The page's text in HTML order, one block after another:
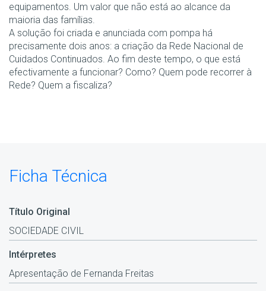
equipamentos. Um valor que não está ao alcance da
maioria das famílias.
A solução foi criada e anunciada com pompa há
precisamente dois anos: a criação da Rede Nacional de
Cuidados Continuados. Ao fim deste tempo, o que está
efectivamente a funcionar? Como? Quem pode recorrer à
Rede? Quem a fiscaliza?
Ficha Técnica
Título Original
SOCIEDADE CIVIL
Intérpretes
Apresentação de Fernanda Freitas